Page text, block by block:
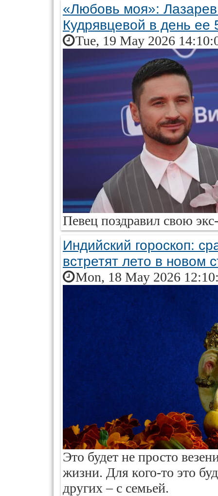
«Любовь моя»: Лазарев
Кудрявцевой в день ее
Tue, 19 May 2026
Певец поздравил свою
Индийский гороскоп:
встретят лето в новом
Mon, 18 May 2026
Это будет не просто
жизни. Для кого-то это
других – с семьей.